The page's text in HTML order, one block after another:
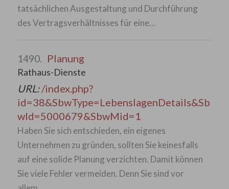
tatsächlichen Ausgestaltung und Durchführung
des Vertragsverhältnisses für eine…
1490. Planung
Rathaus-Dienste
URL:/index.php?
id=38&SbwType=LebenslagenDetails&Sb
wId=5000679&SbwMid=1
Haben Sie sich entschieden, ein eigenes
Unternehmen zu gründen, sollten Sie keinesfalls
auf eine solide Planung verzichten. Damit können
Sie viele Fehler vermeiden. Denn Sie sind vor